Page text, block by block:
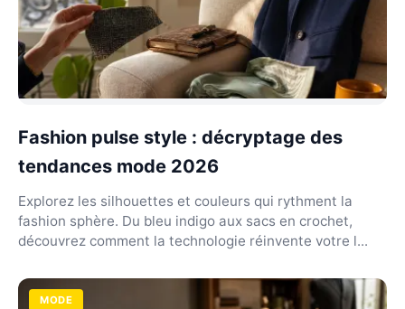
Fashion pulse style : décryptage des
tendances mode 2026
Explorez les silhouettes et couleurs qui rythment la
fashion sphère. Du bleu indigo aux sacs en crochet,
découvrez comment la technologie réinvente votre l...
MODE